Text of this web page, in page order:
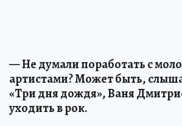
— Не думали поработать с
артистами? Может быть,
«Три дня дождя», Ваня
уходить в рок.